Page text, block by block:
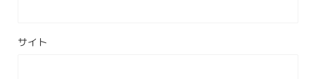
サイト